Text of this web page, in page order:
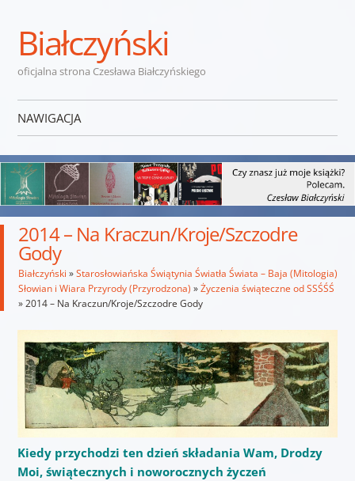
Białczyński
oficjalna strona Czesława Białczyńskiego
NAWIGACJA
2014 – Na Kraczun/Kroje/Szczodre
Gody
Białczyński »Starosłowiańska Świątynia Światła Świata – Baja (Mitologia)
Słowian i Wiara Przyrody (Przyrodzona) »Życzenia świąteczne od SSŚŚŚ
»2014 – Na Kraczun/Kroje/Szczodre Gody
Kiedy przychodzi ten dzień składania Wam, Drodzy
Moi, świątecznych i noworocznych życzeń